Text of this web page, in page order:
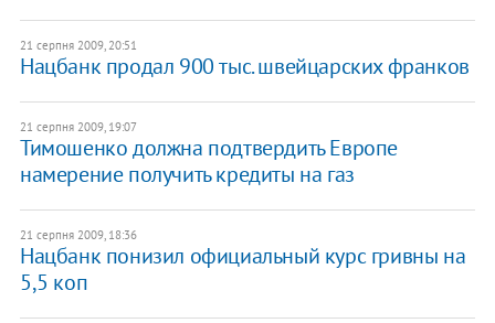
21 серпня 2009, 20:51
Нацбанк продал 900 тыс. швейцарских франков
21 серпня 2009, 19:07
Тимошенко должна подтвердить Европе
намерение получить кредиты на газ
21 серпня 2009, 18:36
Нацбанк понизил официальный курс гривны на
5,5 коп